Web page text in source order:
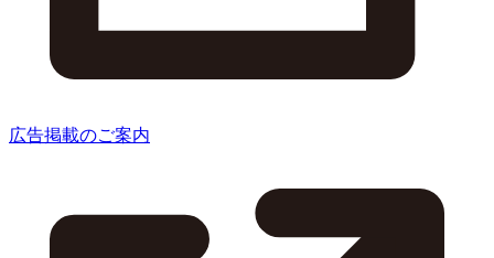
広告掲載のご案内